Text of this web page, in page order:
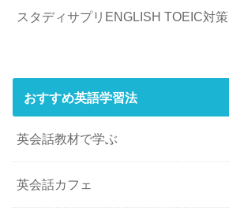
スタディサプリENGLISH TOEIC対策
おすすめ英語学習法
英会話教材で学ぶ
英会話カフェ